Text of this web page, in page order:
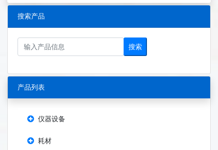
搜索产品
搜索
产品列表
仪器设备
耗材